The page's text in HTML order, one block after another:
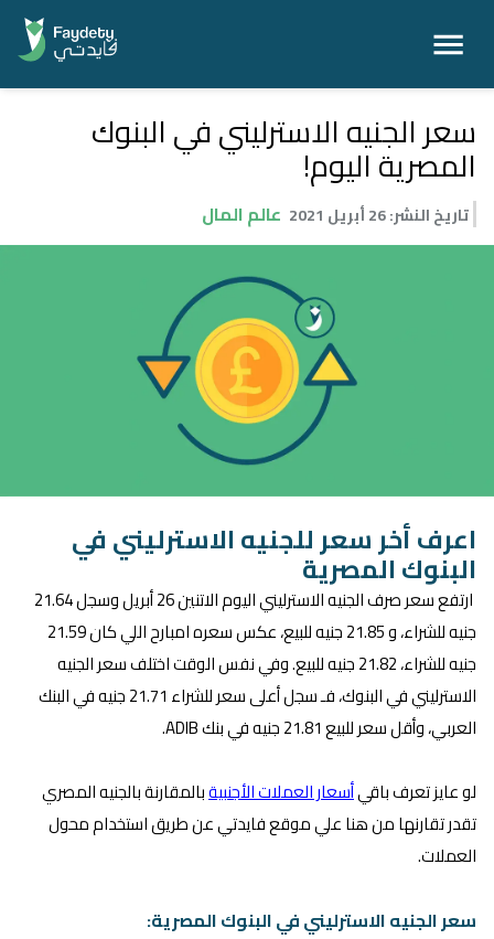
سعر الجنيه الاسترليني في البنوك
المصرية اليوم!
تاريخ النشر:26 أبريل 2021 عالم المال
اعرف أخر سعر للجنيه الاسترليني في
البنوك المصرية
ارتفع سعر صرف الجنيه الاسترليني اليوم الاتنين 26 أبريل وسجل 21.64
جنيه للشراء، و 21.85 جنيه للبيع، عكس سعره امبارح اللي كان 21.59
جنيه للشراء، 21.82 جنيه للبيع. وفي نفس الوقت اختلف سعر الجنيه
الاسترليني في البنوك، فـ سجل أعلى سعر للشراء 21.71 جنيه في البنك
العربي، وأقل سعر للبيع 21.81 جنيه في بنك ADIB.
لو عايز تعرف باقيأسعار العملات الأجنبيةبالمقارنة بالجنيه المصري
تقدر تقارنها من هنا علي موقع فايدتي عن طريق استخدام محول
العملات.
سعر الجنيه الاسترليني في البنوك المصرية: